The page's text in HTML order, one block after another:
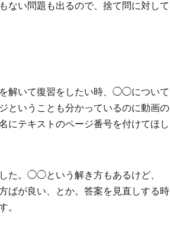
ない問題も出るので、捨て問に対して
解いて復習をしたい時、◯◯について
いうことも分かっているのに動画の
にテキストのページ番号を付けてほし
た。◯◯という解き方もあるけど、
が良い、とか。答案を見直しする時
。